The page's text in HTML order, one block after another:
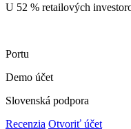
U 52 % retailových
Portu
Demo účet
Slovenská podpora
Recenzia Otvoriť účet